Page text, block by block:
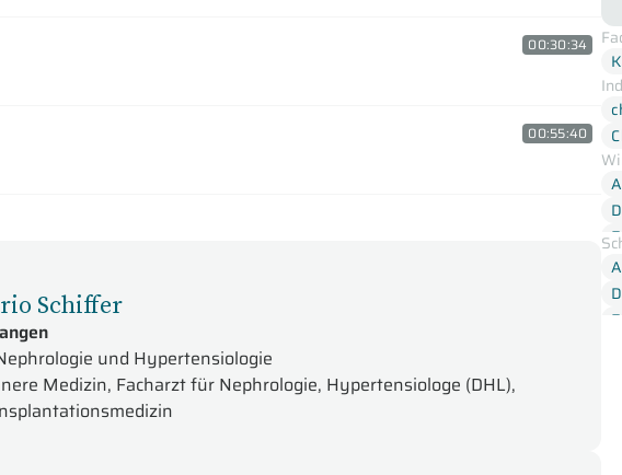
00:30:34
00:55:40
Schiffer
und Hypertensiologie
Medizin, Facharzt für Nephrologie, Hypertensiologe (DHL),